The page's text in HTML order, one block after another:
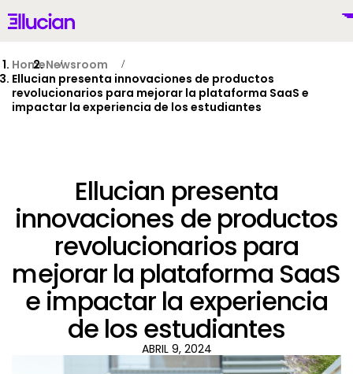
Main menu Ellucian
Por Qué Ellucian
Productos
IA
Servicios
HomeNewsroom
Ellucian presenta innovaciones de productos
revolucionarios para mejorar la plataforma SaaS e
impactar la experiencia de los estudiantes
Ellucian presenta
innovaciones de productos
revolucionarios para
mejorar la plataforma SaaS
e impactar la experiencia
de los estudiantes
ABRIL 9, 2024